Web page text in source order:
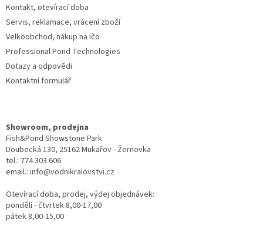
Kontakt, otevírací doba
Servis, reklamace, vrácení zboží
Velkoobchod, nákup na ičo
Professional Pond Technologies
Dotazy a odpovědi
Kontaktní formulář
Showroom, prodejna
Fish&Pond Showstone Park
Doubecká 130, 25162 Mukařov - Žernovka
tel.: 774 303 606
email.: info@vodnikralovstvi.cz
Otevírací doba, prodej, výdej objednávek:
pondělí - čtvrtek 8,00-17,00
pátek 8,00-15,00